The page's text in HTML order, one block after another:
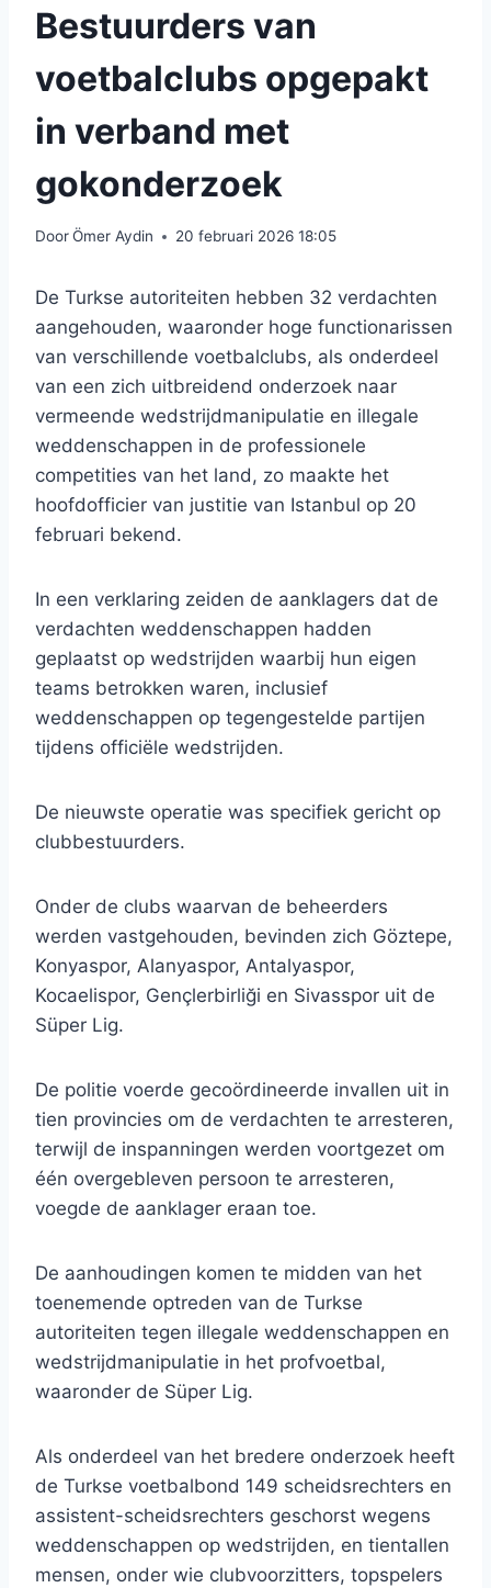
Bestuurders van
voetbalclubs opgepakt
in verband met
gokonderzoek
DoorÖmer Aydin 20 februari 2026 18:05
De Turkse autoriteiten hebben 32 verdachten
aangehouden, waaronder hoge functionarissen
van verschillende voetbalclubs, als onderdeel
van een zich uitbreidend onderzoek naar
vermeende wedstrijdmanipulatie en illegale
weddenschappen in de professionele
competities van het land, zo maakte het
hoofdofficier van justitie van Istanbul op 20
februari bekend.
In een verklaring zeiden de aanklagers dat de
verdachten weddenschappen hadden
geplaatst op wedstrijden waarbij hun eigen
teams betrokken waren, inclusief
weddenschappen op tegengestelde partijen
tijdens officiële wedstrijden.
De nieuwste operatie was specifiek gericht op
clubbestuurders.
Onder de clubs waarvan de beheerders
werden vastgehouden, bevinden zich Göztepe,
Konyaspor, Alanyaspor, Antalyaspor,
Kocaelispor, Gençlerbirliği en Sivasspor uit de
Süper Lig.
De politie voerde gecoördineerde invallen uit in
tien provincies om de verdachten te arresteren,
terwijl de inspanningen werden voortgezet om
één overgebleven persoon te arresteren,
voegde de aanklager eraan toe.
De aanhoudingen komen te midden van het
toenemende optreden van de Turkse
autoriteiten tegen illegale weddenschappen en
wedstrijdmanipulatie in het profvoetbal,
waaronder de Süper Lig.
Als onderdeel van het bredere onderzoek heeft
de Turkse voetbalbond 149 scheidsrechters en
assistent-scheidsrechters geschorst wegens
weddenschappen op wedstrijden, en tientallen
mensen, onder wie clubvoorzitters, topspelers